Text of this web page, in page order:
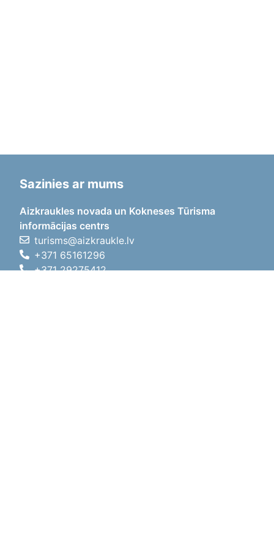
Sazinies ar mums
Aizkraukles novada un Kokneses Tūrisma
informācijas centrs
turisms@aizkraukle.lv
+371 65161296
+371 29275412